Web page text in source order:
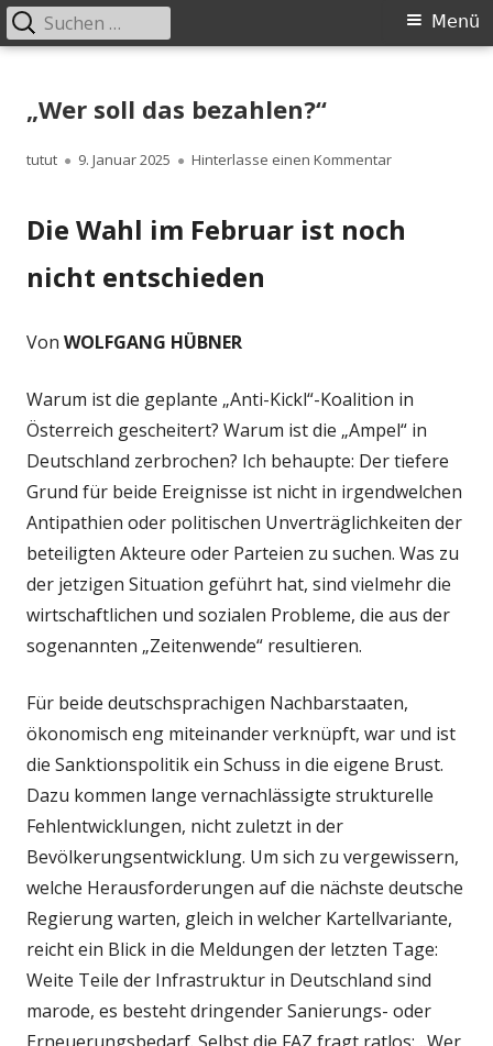
Inhalt
Primäres
Menü
Suchen
nach:
„Wer soll das bezahlen?“
Autor
tutut
Veröffentlicht
9. Januar 2025 Hinterlasse einen Kommentarzu „Wer soll
Die Wahl im Februar ist noch
nicht entschieden
Von WOLFGANG HÜBNER
Warum ist die geplante „Anti-Kickl“-Koalition in
Österreich gescheitert? Warum ist die „Ampel“ in
Deutschland zerbrochen? Ich behaupte: Der tiefere
Grund für beide Ereignisse ist nicht in irgendwelchen
Antipathien oder politischen Unverträglichkeiten der
beteiligten Akteure oder Parteien zu suchen. Was zu
der jetzigen Situation geführt hat, sind vielmehr die
wirtschaftlichen und sozialen Probleme, die aus der
sogenannten „Zeitenwende“ resultieren.
Für beide deutschsprachigen Nachbarstaaten,
ökonomisch eng miteinander verknüpft, war und ist
die Sanktionspolitik ein Schuss in die eigene Brust.
Dazu kommen lange vernachlässigte strukturelle
Fehlentwicklungen, nicht zuletzt in der
Bevölkerungsentwicklung. Um sich zu vergewissern,
welche Herausforderungen auf die nächste deutsche
Regierung warten, gleich in welcher Kartellvariante,
reicht ein Blick in die Meldungen der letzten Tage:
Weite Teile der Infrastruktur in Deutschland sind
marode, es besteht dringender Sanierungs- oder